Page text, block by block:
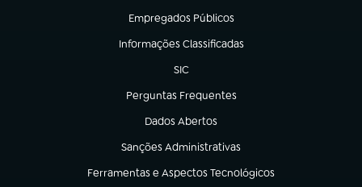
Empregados Públicos
(abre em nova aba)
Informações Classificadas
(abre em nova aba)
SIC
(abre em nova aba)
Perguntas Frequentes
(abre em nova aba)
Dados Abertos
(abre em nova aba)
Sanções Administrativas
(abre em nova aba)
Ferramentas e Aspectos Tecnológicos
(abre em nova aba)